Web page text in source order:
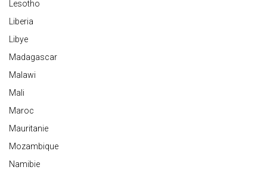
Lesotho
Liberia
Libye
Madagascar
Malawi
Mali
Maroc
Mauritanie
Mozambique
Namibie